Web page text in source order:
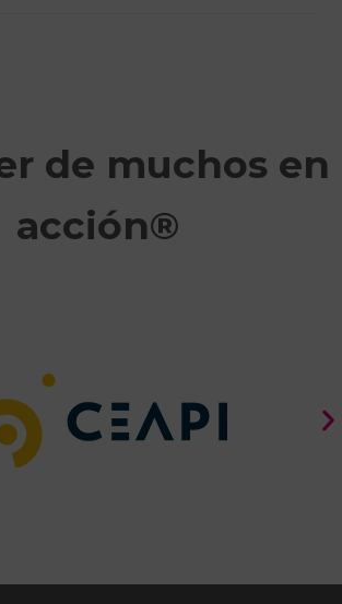
de muchos en
acción®